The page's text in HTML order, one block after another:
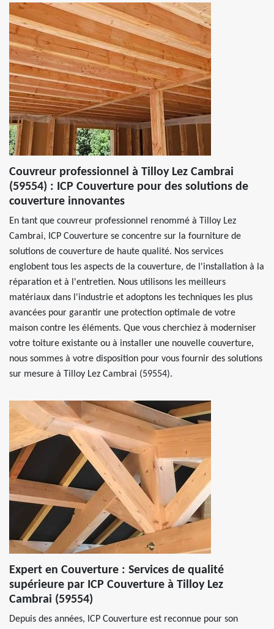
Couvreur professionnel à Tilloy Lez Cambrai
(59554) : ICP Couverture pour des solutions de
couverture innovantes
En tant que couvreur professionnel renommé à Tilloy Lez
Cambrai, ICP Couverture se concentre sur la fourniture de
solutions de couverture de haute qualité. Nos services
englobent tous les aspects de la couverture, de l'installation à la
réparation et à l'entretien. Nous utilisons les meilleurs
matériaux dans l'industrie et adoptons les techniques les plus
avancées pour garantir une protection optimale de votre
maison contre les éléments. Que vous cherchiez à moderniser
votre toiture existante ou à installer une nouvelle couverture,
nous sommes à votre disposition pour vous fournir des solutions
sur mesure à Tilloy Lez Cambrai (59554).
Expert en Couverture : Services de qualité
supérieure par ICP Couverture à Tilloy Lez
Cambrai (59554)
Depuis des années, ICP Couverture est reconnue pour son